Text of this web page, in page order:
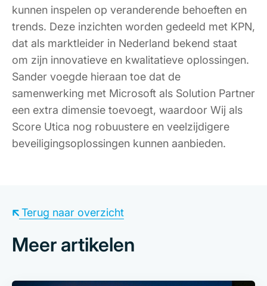
kunnen inspelen op veranderende behoeften en
trends. Deze inzichten worden gedeeld met KPN,
dat als marktleider in Nederland bekend staat
om zijn innovatieve en kwalitatieve oplossingen.
Sander voegde hieraan toe dat de
samenwerking met Microsoft als Solution Partner
een extra dimensie toevoegt, waardoor Wij als
Score Utica nog robuustere en veelzijdigere
beveiligingsoplossingen kunnen aanbieden.
Meer artikelen
Terug naar overzicht